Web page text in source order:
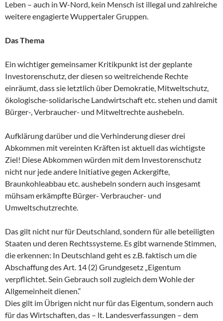
Leben – auch in W-Nord, kein Mensch ist illegal und zahlreiche
weitere engagierte Wuppertaler Gruppen.
Das Thema
Ein wichtiger gemeinsamer Kritikpunkt ist der geplante
Investorenschutz, der diesen so weitreichende Rechte
einräumt, dass sie letztlich über Demokratie, Mitweltschutz,
ökologische-solidarische Landwirtschaft etc. stehen und damit
Bürger-, Verbraucher- und Mitweltrechte aushebeln.
Aufklärung darüber und die Verhinderung dieser drei
Abkommen mit vereinten Kräften ist aktuell das wichtigste
Ziel! Diese Abkommen würden mit dem Investorenschutz
nicht nur jede andere Initiative gegen Ackergifte,
Braunkohleabbau etc. aushebeln sondern auch insgesamt
mühsam erkämpfte Bürger- Verbraucher- und
Umweltschutzrechte.
Das gilt nicht nur für Deutschland, sondern für alle beteiligten
Staaten und deren Rechtssysteme. Es gibt warnende Stimmen,
die erkennen: In Deutschland geht es z.B. faktisch um die
Abschaffung des Art. 14 (2) Grundgesetz „Eigentum
verpflichtet. Sein Gebrauch soll zugleich dem Wohle der
Allgemeinheit dienen.“
Dies gilt im Übrigen nicht nur für das Eigentum, sondern auch
für das Wirtschaften, das – lt. Landesverfassungen – dem